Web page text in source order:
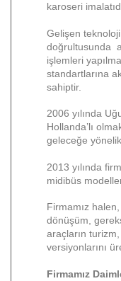
karoseri
Gelişen
doğrultusunda
işlemleri
standartlarına
sahiptir.
2006 yılında
Hollanda’lı
geleceğe yönelik
2013 yılında
midibüs
Firmamız
dönüşüm,
araçların
versiyonlarını
Firmamız